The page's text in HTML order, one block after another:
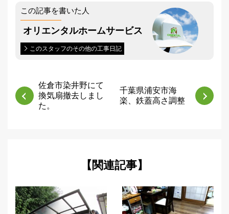
この記事を書いた人
オリエンタルホームサービス
このスタッフのその他の工事日記
佐倉市染井野にて
換気扇撤去しまし
た。
千葉県浦安市海
楽、鉄蓋高さ調整
【関連記事】